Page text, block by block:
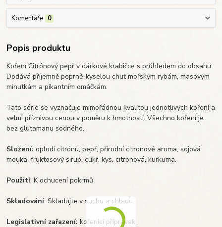
Komentáře 0
Popis produktu
Koření Citrónový pepř v dárkové krabičce s průhledem do obsahu.
Dodává příjemně peprně-kyselou chuť mořským rybám, masovým
minutkám a pikantním omáčkám.
Tato série se vyznačuje mimořádnou kvalitou jednotlivých koření a
velmi příznivou cenou v poměru k hmotnosti. Všechno koření je
bez glutamanu sodného.
Složení: oplodí citrónu, pepř, přírodní citronové aroma, sojová
mouka, fruktosový sirup, cukr, kys. citronová, kurkuma.
Použití: K ochucení pokrmů
Skladování: Skladujte v suchu a chladu.
Legislativní zařazení:kořenící přípravek.